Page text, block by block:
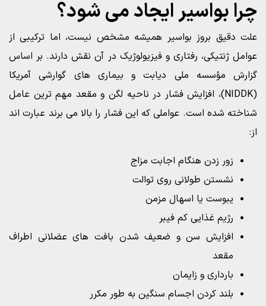
چرا بواسیر ایجاد می شود؟
علت دقیق بروز بواسیر همیشه مشخص نیست، اما ترکیبی از
عوامل ژنتیکی، رفتاری و فیزیولوژیک در آن نقش دارند. بر اساس
گزارش مؤسسه ملی دیابت و بیماری های گوارشی آمریکا
(NIDDK)، افزایش فشار در ناحیه لگن و مقعد مهم ترین عامل
شناخته شده است. عواملی که این فشار را بالا می برند عبارت اند
از:
زور زدن هنگام اجابت مزاج
نشستن طولانی روی توالت
یبوست یا اسهال مزمن
رژیم غذایی کم فیبر
افزایش سن و ضعیف شدن بافت های عضلانی اطراف
مقعد
بارداری و زایمان
بلند کردن اجسام سنگین به طور مکرر